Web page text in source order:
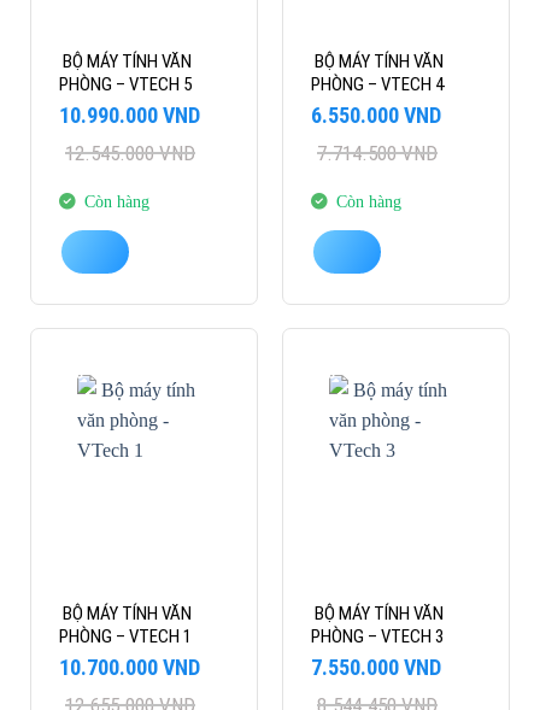
BỘ MÁY TÍNH VĂN
PHÒNG – VTECH 5
12.545.000VND
Giá
là:
10.990.000VND
Giá
tại
10.990.000 VND.
Còn hàng
BỘ MÁY TÍNH VĂN
PHÒNG – VTECH 4
7.714.500VND
Giá
là:
6.550.000VND
Giá
tại
6.550.000 VND.
Còn hàng
-15%
BỘ MÁY TÍNH VĂN
PHÒNG – VTECH 1
Giá
10.700.000VND
Giá
-12%
BỘ MÁY TÍNH VĂN
PHÒNG – VTECH 3
Giá
7.550.000VND
Giá